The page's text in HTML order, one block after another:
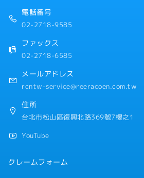
2024年にかけて半導体需要が伸び、
おります！・日本の半導体関連事業
・昇給制度
・賞与（年1回、平均2～3カ月前後）
・出張手当
・社員食事会
電話番号
02-2718-9585
ファックス
02-2718-6585
メールアドレス
rcntw-service@reeracoen.com.tw
住所
台北市松山區復興北路369號7樓之1
YouTube
クレームフォーム